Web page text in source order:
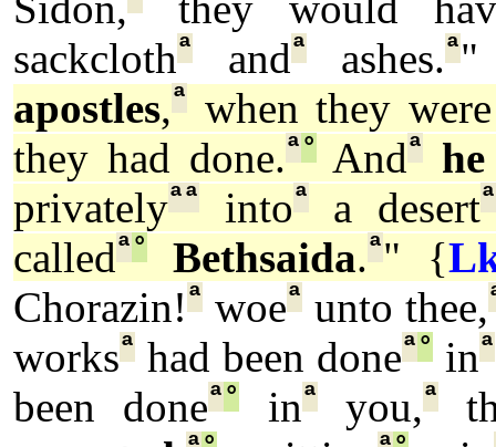
sackclothª andªashes.ª
apostles,ª
when they
they had done.ª°Andª
privatelyªª intoª a desertª
calledª° Bethsaida.ª" {
Chorazin! ª woeª unto thee,
worksª had been doneª° inª
been doneª° inªyou,ª